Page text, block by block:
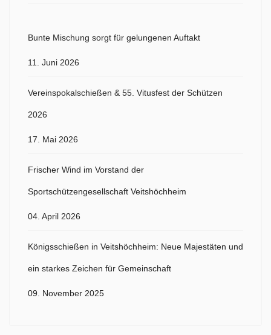
Bunte Mischung sorgt für gelungenen Auftakt
11. Juni 2026
Vereinspokalschießen & 55. Vitusfest der Schützen
2026
17. Mai 2026
Frischer Wind im Vorstand der
Sportschützengesellschaft Veitshöchheim
04. April 2026
Königsschießen in Veitshöchheim: Neue Majestäten und
ein starkes Zeichen für Gemeinschaft
09. November 2025